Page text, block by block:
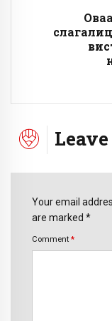
Your email
are marked *
Comment *